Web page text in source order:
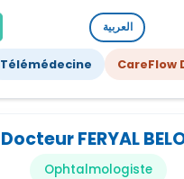
العربية
Télémédecine CareFlow
Docteur FERYAL
Ophtalmologiste